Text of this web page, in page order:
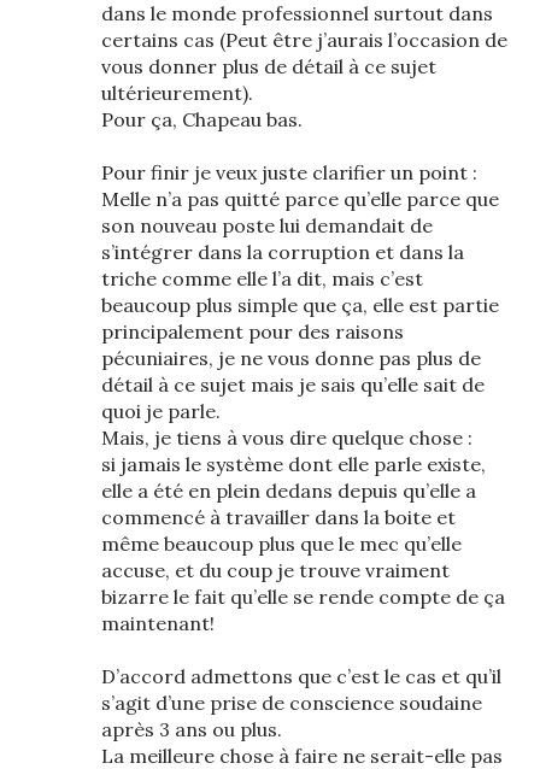
dans le monde professionnel surtout dans
certains cas (Peut être j’aurais l’occasion de
vous donner plus de détail à ce sujet
ultérieurement).
Pour ça, Chapeau bas.
Pour finir je veux juste clarifier un point :
Melle n’a pas quitté parce qu’elle parce que
son nouveau poste lui demandait de
s’intégrer dans la corruption et dans la
triche comme elle l’a dit, mais c’est
beaucoup plus simple que ça, elle est partie
principalement pour des raisons
pécuniaires, je ne vous donne pas plus de
détail à ce sujet mais je sais qu’elle sait de
quoi je parle.
Mais, je tiens à vous dire quelque chose :
si jamais le système dont elle parle existe,
elle a été en plein dedans depuis qu’elle a
commencé à travailler dans la boite et
même beaucoup plus que le mec qu’elle
accuse, et du coup je trouve vraiment
bizarre le fait qu’elle se rende compte de ça
maintenant!
D’accord admettons que c’est le cas et qu’il
s’agit d’une prise de conscience soudaine
après 3 ans ou plus.
La meilleure chose à faire ne serait-elle pas